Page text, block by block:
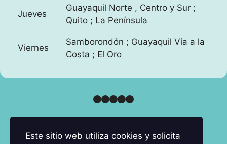
Jueves
Guayaquil Norte , Centro y Sur ;
Quito ; La Península
Viernes
Samborondón ; Guayaquil Vía a la
Costa ; El Oro
Este sitio web utiliza cookies y solicita